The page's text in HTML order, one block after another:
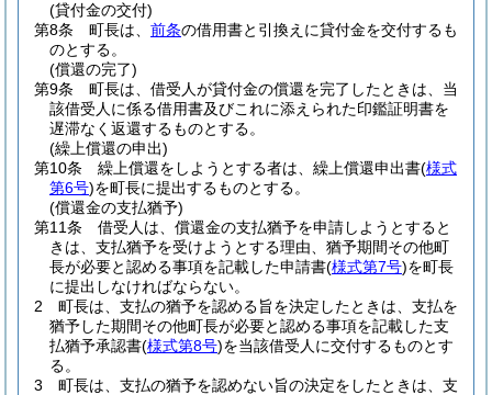
(貸付金の交付)
第8条
町長は、 前条の借用書と引換えに貸付金を交付するも
のとする。
(償還の完了)
第9条
町長は、借受人が貸付金の償還を完了したときは、当
該借受人に係る借用書及びこれに添えられた印鑑証明書を
遅滞なく返還するものとする。
(繰上償還の申出)
第10条
繰上償還をしようとする者は、繰上償還申出書(様式
第6号)を町長に提出するものとする。
(償還金の支払猶予)
第11条
借受人は、償還金の支払猶予を申請しようとすると
きは、支払猶予を受けようとする理由、猶予期間その他町
長が必要と認める事項を記載した申請書(様式第7号)を町長
に提出しなければならない。
2
町長は、支払の猶予を認める旨を決定したときは、支払を
猶予した期間その他町長が必要と認める事項を記載した支
払猶予承認書(様式第8号)を当該借受人に交付するものとす
る。
3
町長は、支払の猶予を認めない旨の決定をしたときは、支